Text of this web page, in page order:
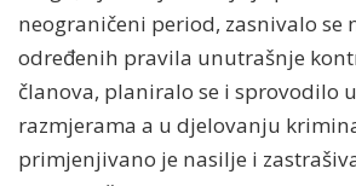
neograničeni period, zasnivalo se
određenih pravila unutrašnje
članova, planiralo se i sprovodilo
razmjerama a u djelovanju
primjenjivano je nasilje i